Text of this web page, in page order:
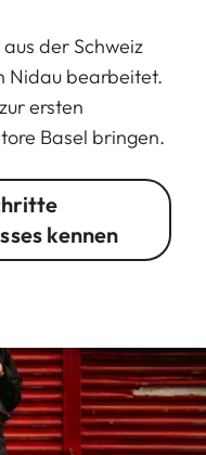
der Schweiz
Nidau bearbeitet.
ersten
Basel bringen.
kennen